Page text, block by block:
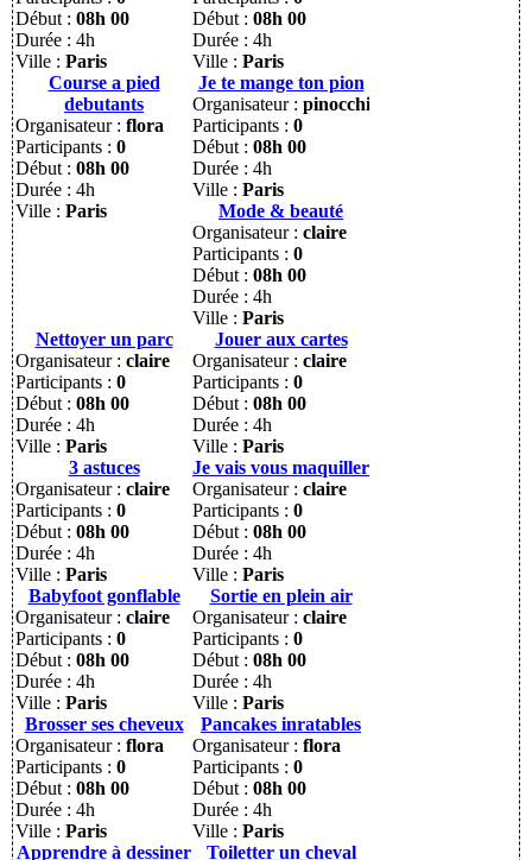
Début : 08h 00
Durée : 4h
Ville : Paris
Début : 08h 00
Durée : 4h
Ville : Paris
Course a pied
debutants
Organisateur : flora
Participants : 0
Début : 08h 00
Durée : 4h
Ville : Paris
Je te mange ton pion
Organisateur : pinocchio
Participants : 0
Début : 08h 00
Durée : 4h
Ville : Paris
Mode & beauté
Organisateur : claire
Participants : 0
Début : 08h 00
Durée : 4h
Ville : Paris
Nettoyer un parc
Organisateur : claire
Participants : 0
Début : 08h 00
Durée : 4h
Ville : Paris
Jouer aux cartes
Organisateur : claire
Participants : 0
Début : 08h 00
Durée : 4h
Ville : Paris
3 astuces
Organisateur : claire
Participants : 0
Début : 08h 00
Durée : 4h
Ville : Paris
Je vais vous maquiller
Organisateur : claire
Participants : 0
Début : 08h 00
Durée : 4h
Ville : Paris
Babyfoot gonflable
Organisateur : claire
Participants : 0
Début : 08h 00
Durée : 4h
Ville : Paris
Sortie en plein air
Organisateur : claire
Participants : 0
Début : 08h 00
Durée : 4h
Ville : Paris
Brosser ses cheveux
Organisateur : flora
Participants : 0
Début : 08h 00
Durée : 4h
Ville : Paris
Pancakes inratables
Organisateur : flora
Participants : 0
Début : 08h 00
Durée : 4h
Ville : Paris
Apprendre à dessiner
Toiletter un cheval